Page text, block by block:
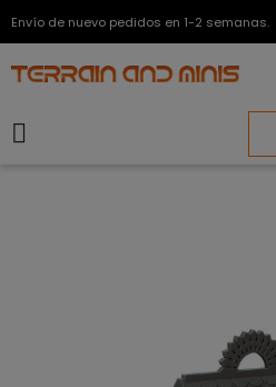
Envío de nuevo pedidos en 1-2 semanas.